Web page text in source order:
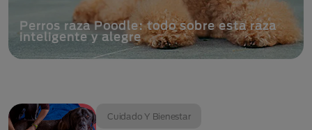
Perros raza Poodle: todo sobre esta raza
inteligente y alegre
Cuidado Y Bienestar